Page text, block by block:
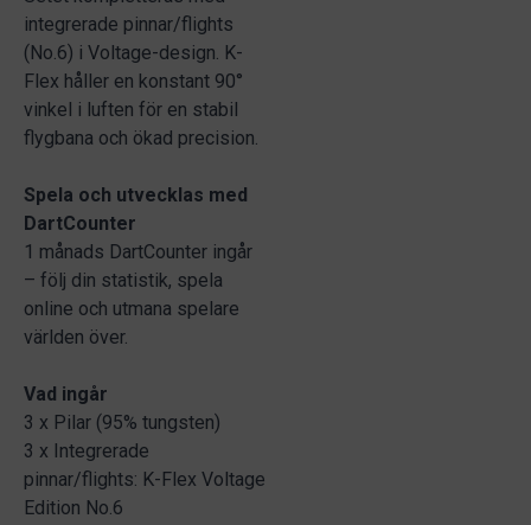
integrerade pinnar/flights
(No.6) i Voltage-design. K-
Flex håller en konstant 90°
vinkel i luften för en stabil
flygbana och ökad precision.
Spela och utvecklas med
DartCounter
1 månads DartCounter ingår
– följ din statistik, spela
online och utmana spelare
världen över.
Vad ingår
3 x Pilar (95% tungsten)
3 x Integrerade
pinnar/flights: K-Flex Voltage
Edition No.6